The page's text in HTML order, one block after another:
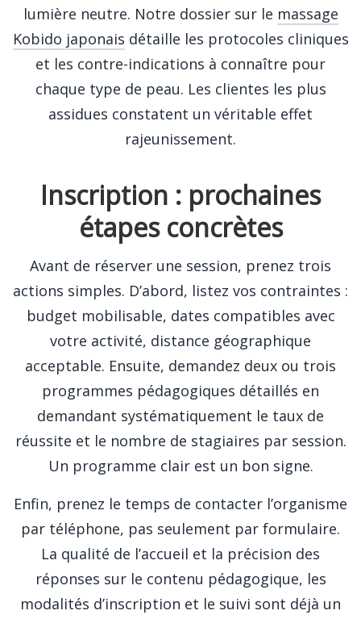
lumière neutre. Notre dossier sur le massage
Kobido japonais détaille les protocoles cliniques
et les contre-indications à connaître pour
chaque type de peau. Les clientes les plus
assidues constatent un véritable effet
rajeunissement.
Inscription : prochaines
étapes concrètes
Avant de réserver une session, prenez trois
actions simples. D’abord, listez vos contraintes :
budget mobilisable, dates compatibles avec
votre activité, distance géographique
acceptable. Ensuite, demandez deux ou trois
programmes pédagogiques détaillés en
demandant systématiquement le taux de
réussite et le nombre de stagiaires par session.
Un programme clair est un bon signe.
Enfin, prenez le temps de contacter l’organisme
par téléphone, pas seulement par formulaire.
La qualité de l’accueil et la précision des
réponses sur le contenu pédagogique, les
modalités d’inscription et le suivi sont déjà un